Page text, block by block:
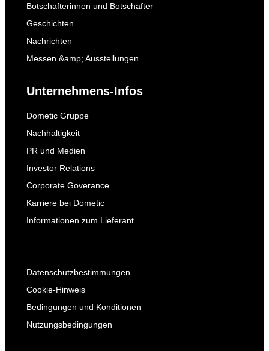
Botschafterinnen und Botschafter
Geschichten
Nachrichten
Messen &amp; Ausstellungen
Unternehmens-Infos
Dometic Gruppe
Nachhaltigkeit
PR und Medien
Investor Relations
Corporate Goverance
Karriere bei Dometic
Informationen zum Lieferant
Datenschutzbestimmungen
Cookie-Hinweis
Bedingungen und Konditionen
Nutzungsbedingungen